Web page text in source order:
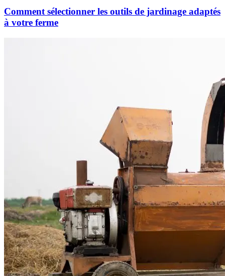
Comment sélectionner les outils de jardinage adaptés
à votre ferme